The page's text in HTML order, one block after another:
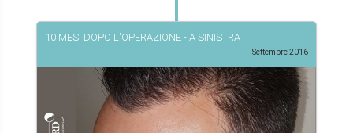
10 MESI DOPO L'OPERAZIONE - A SINISTRA
Settembre 2016